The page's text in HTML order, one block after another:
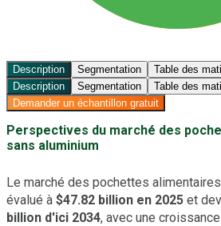
Description Segmentation Table des
Description
Segmentation Table des
Demander un échantillon gratuit
Perspectives du marché des
sans aluminium
Le marché des pochettes
évalué à $47.82 billion en 2025 et
billion d'ici 2034, avec une